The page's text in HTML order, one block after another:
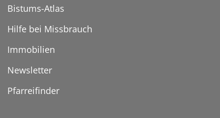
Bistums-Atlas
Hilfe bei Missbrauch
Immobilien
Newsletter
Pfarreifinder